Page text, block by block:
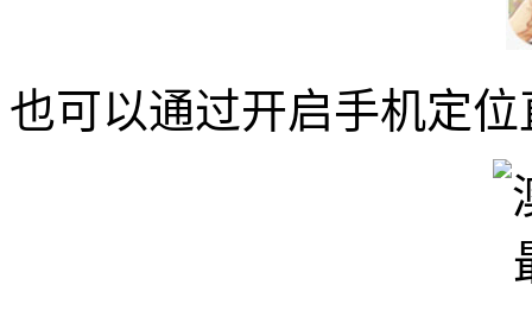
也可以通过开启手机定